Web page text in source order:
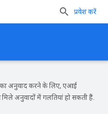
प्रवेश करें
का अनुवाद करने के लिए, एआई
अनुवादों में गलतियां हो सकती हैं.